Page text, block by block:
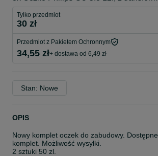
Tylko przedmiot
30 zł
Przedmiot z Pakietem Ochronnym
34,55 zł+ dostawa od 6,49 zł
Stan: Nowe
OPIS
Nowy komplet oczek do zabudowy.
komplet. Możliwość wysyłki.
2 sztuki 50 zl.